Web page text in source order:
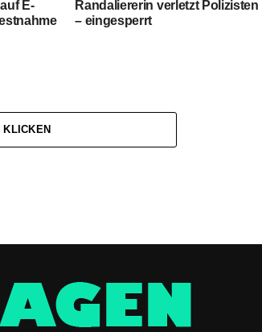
E-
Randaliererin verletzt Polizisten
– eingesperrt
KLICKEN